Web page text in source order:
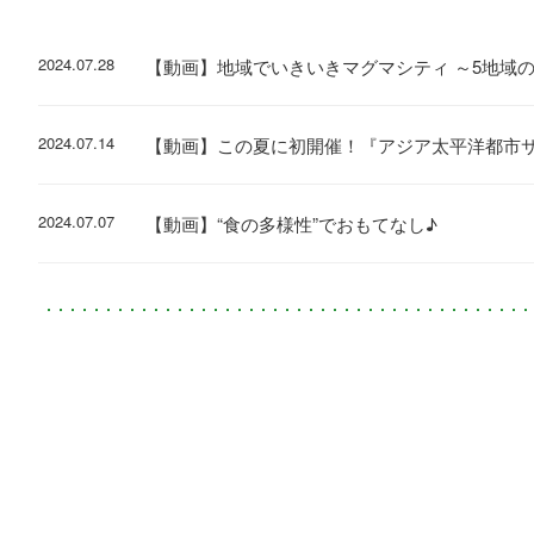
2024.07.28 【動画】地域でいきいきマグマシティ ～5地域
2024.07.14 【動画】この夏に初開催！『アジア太平洋都市
2024.07.07 【動画】“食の多様性”でおもてなし♪